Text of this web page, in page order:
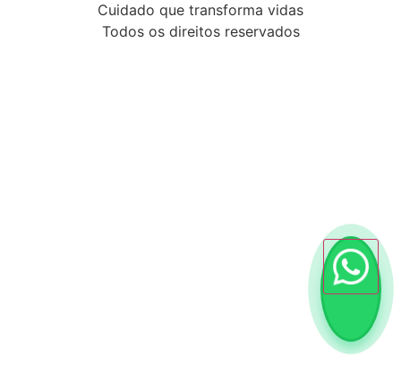
Cuidado que transforma vidas
Todos os direitos reservados